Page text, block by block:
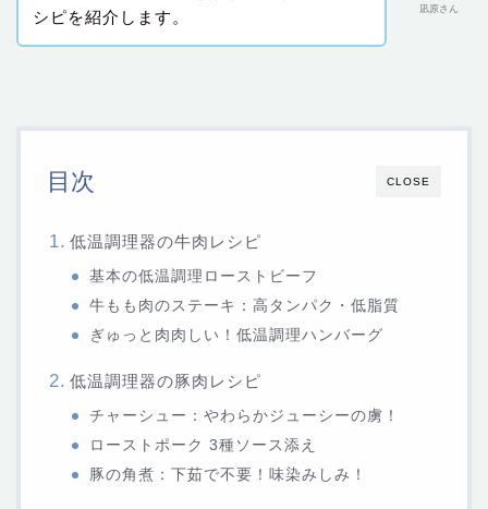
凪原さん
シピを紹介します。
CLOSE
目次
低温調理器の牛肉レシピ
基本の低温調理ローストビーフ
牛もも肉のステーキ：高タンパク・低脂質
ぎゅっと肉肉しい！低温調理ハンバーグ
低温調理器の豚肉レシピ
チャーシュー：やわらかジューシーの虜！
ローストポーク 3種ソース添え
豚の角煮：下茹で不要！味染みしみ！